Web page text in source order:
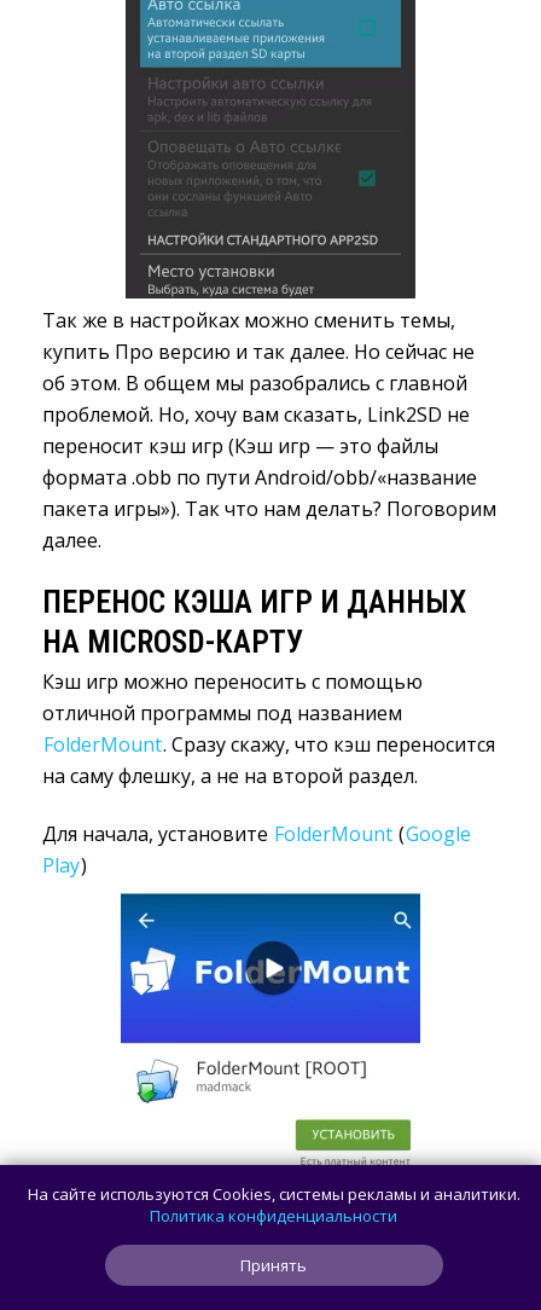
Так же в настройках можно сменить темы,
купить Про версию и так далее. Но сейчас не
об этом. В общем мы разобрались с главной
проблемой. Но, хочу вам сказать, Link2SD не
переносит кэш игр (Кэш игр — это файлы
формата .obb по пути Android/obb/«название
пакета игры»). Так что нам делать? Поговорим
далее.
ПЕРЕНОС КЭША ИГР И ДАННЫХ
НА MICROSD-КАРТУ
Кэш игр можно переносить с помощью
отличной программы под названием
FolderMount. Сразу скажу, что кэш переносится
на саму флешку, а не на второй раздел.
Для начала, установите FolderMount (Google
Play)
На сайте используются Cookies, системы рекламы и аналитики.
Политика конфиденциальности
Принять